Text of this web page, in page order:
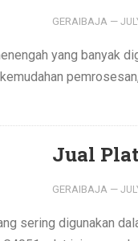
GERAIBAJA —
yang banyak
Jual
GERAIBAJA —
sering digunakan